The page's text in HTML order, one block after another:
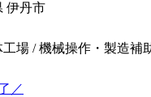
伊丹市
場 / 機械操作・製造補
／